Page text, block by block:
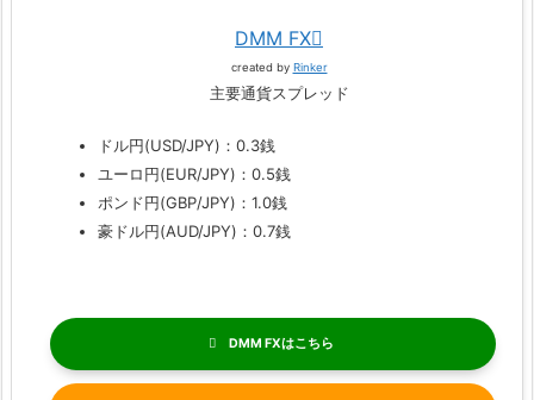
DMM FX
created by Rinker
主要通貨スプレッド
ドル円(USD/JPY)：0.3銭
ユーロ円(EUR/JPY)：0.5銭
ポンド円(GBP/JPY)：1.0銭
豪ドル円(AUD/JPY)：0.7銭
DMM FX